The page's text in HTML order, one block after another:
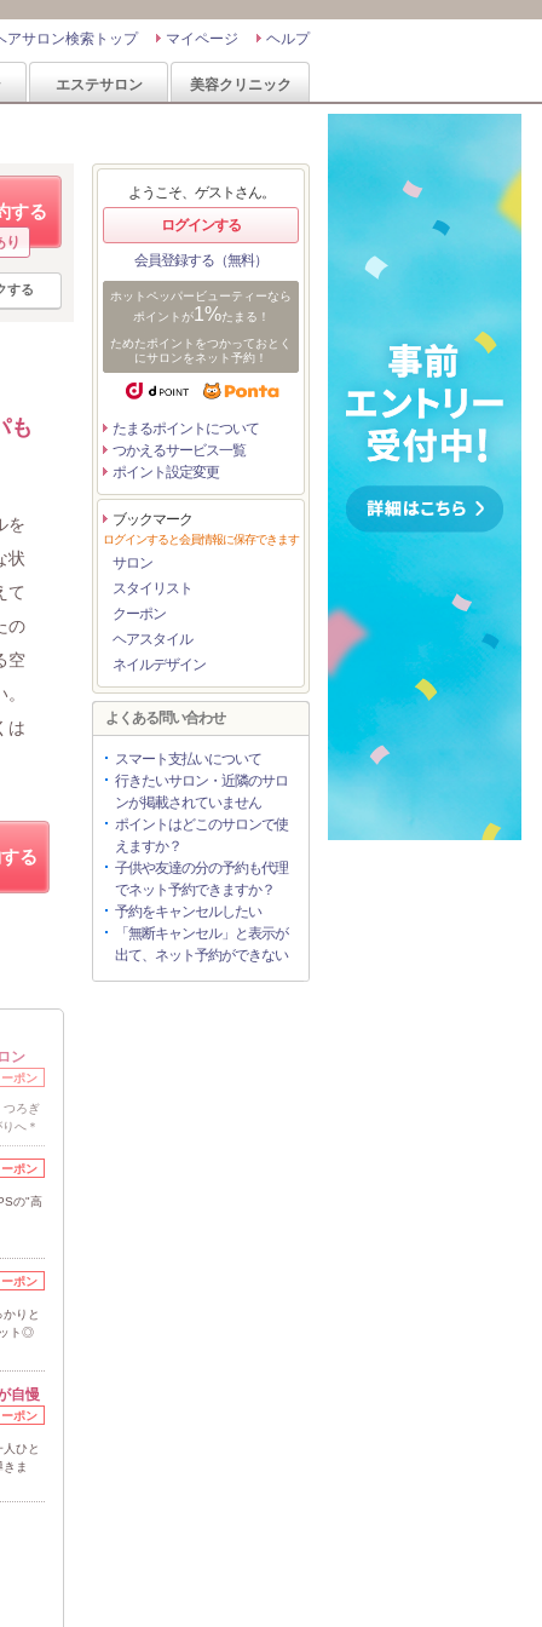
ヘルプ
マイページ
アサロン検索トップ
エステサロン 美容クリニック
する
り
する
も
を
状
て
の
空
は
る
ン
ポン
つろぎ
へ＊
ポン
の"高
ポン
りと
ット◎
自慢
ポン
ひと
ま
ようこそ、ゲストさん。
ログインする
会員登録する（無料）
ホットペッパービューティーなら
ポイントが1%たまる！
ためたポイントをつかっておとく
にサロンをネット予約！
たまるポイントについて
つかえるサービス一覧
ポイント設定変更
ブックマーク
ログインすると会員情報に保存できます
サロン
スタイリスト
クーポン
ヘアスタイル
ネイルデザイン
よくある問い合わせ
スマート支払いについて
行きたいサロン・近隣のサロ
ンが掲載されていません
ポイントはどこのサロンで使
えますか？
子供や友達の分の予約も代理
でネット予約できますか？
予約をキャンセルしたい
「無断キャンセル」と表示が
出て、ネット予約ができない